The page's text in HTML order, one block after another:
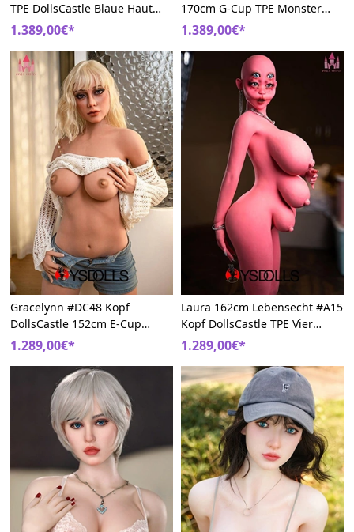
TPE DollsCastle Blaue Haut
Außerirdisch Sexpuppem
1.389,00€*
170cm G-Cup TPE Monster
Außerirdisch Sex Puppe
1.389,00€*
Gracelynn #DC48 Kopf
DollsCastle 152cm E-Cup
Große Brüste TPE Dickes Bein
Sexpuppen
1.289,00€*
Laura 162cm Lebensecht #A15
Kopf DollsCastle TPE Vier
Augen Monster Liebespuppe
1.289,00€*